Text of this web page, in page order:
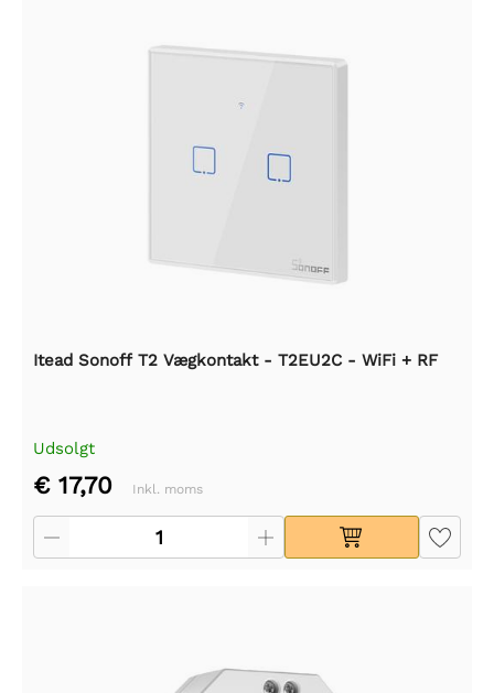
Itead Sonoff T2 Vægkontakt - T2EU2C - WiFi + RF
Udsolgt
€ 17,70 Inkl. moms